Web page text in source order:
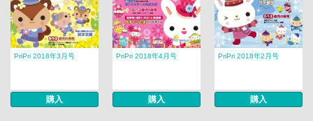
PriPri 2018年3月号
購入
PriPri 2018年4月号
購入
PriPri 2018年2月号
購入